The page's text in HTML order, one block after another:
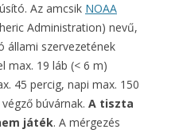
Az amcsik NOAA
Administration) nevű,
állami szervezetének
max. 19 láb (< 6 m)
45 percig, napi max. 150
búvárnak. A tiszta
játék. A mérgezés